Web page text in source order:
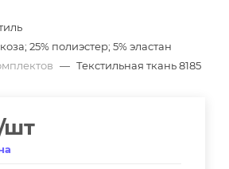
25% полиэстер; 5% эластан
— Текстильная ткань 8185
шт